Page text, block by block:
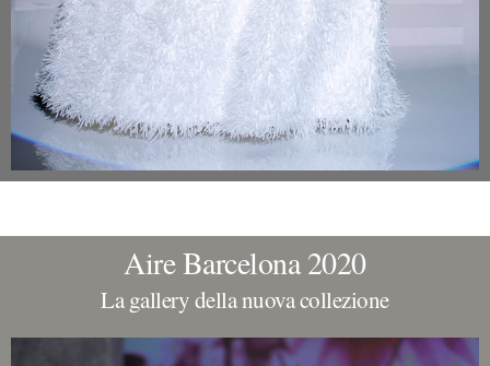
Aire Barcelona 2020
La gallery della nuova collezione